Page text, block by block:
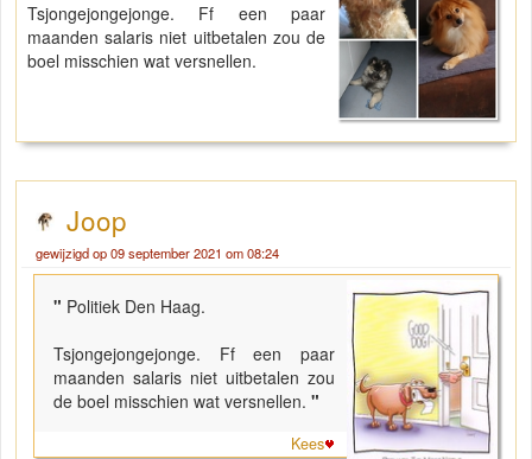
Tsjongejongejonge. Ff een paar
maanden salaris niet uitbetalen zou de
boel misschien wat versnellen.
Joop
gewijzigd op 09 september 2021 om 08:24
" Politiek Den Haag.
Tsjongejongejonge. Ff een paar
maanden salaris niet uitbetalen zou
de boel misschien wat versnellen. "
Kees